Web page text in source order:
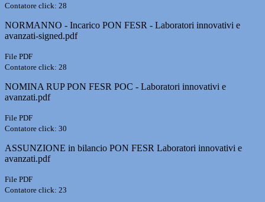
Contatore click: 28
NORMANNO - Incarico PON FESR - Laboratori innovativi e
avanzati-signed.pdf
File PDF
Contatore click: 28
NOMINA RUP PON FESR POC - Laboratori innovativi e
avanzati.pdf
File PDF
Contatore click: 30
ASSUNZIONE in bilancio PON FESR Laboratori innovativi e
avanzati.pdf
File PDF
Contatore click: 23